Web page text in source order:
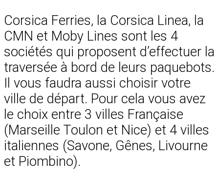
Corsica Ferries, la Corsica Linea, la
CMN et Moby Lines sont les 4
sociétés qui proposent d’effectuer la
traversée à bord de leurs paquebots.
Il vous faudra aussi choisir votre
ville de départ. Pour cela vous avez
le choix entre 3 villes Française
(Marseille Toulon et Nice) et 4 villes
italiennes (Savone, Gênes, Livourne
et Piombino).